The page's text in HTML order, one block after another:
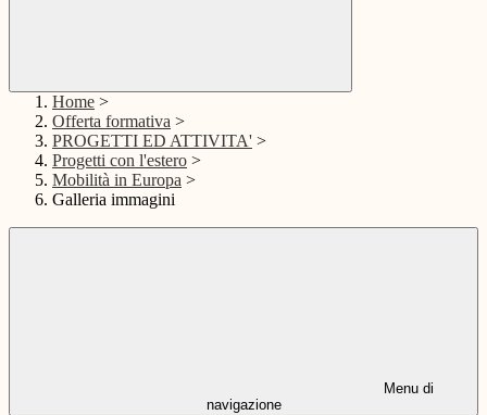
Home >
Offerta formativa >
PROGETTI ED ATTIVITA' >
Progetti con l'estero >
Mobilità in Europa >
Galleria immagini
Menu di
navigazione